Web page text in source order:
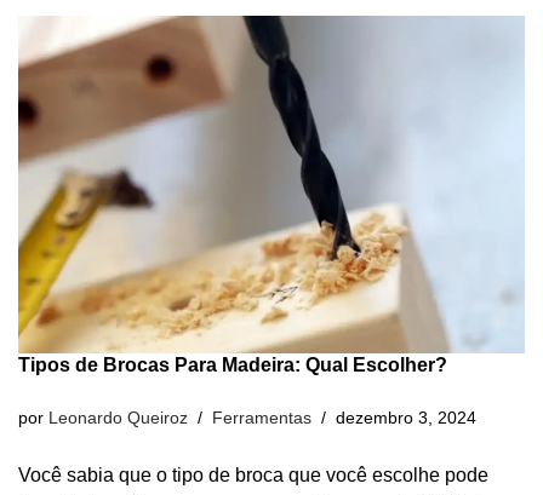
Tipos de Brocas Para Madeira: Qual Escolher?
por Leonardo Queiroz Ferramentas dezembro 3, 2024
Você sabia que o tipo de broca que você escolhe pode